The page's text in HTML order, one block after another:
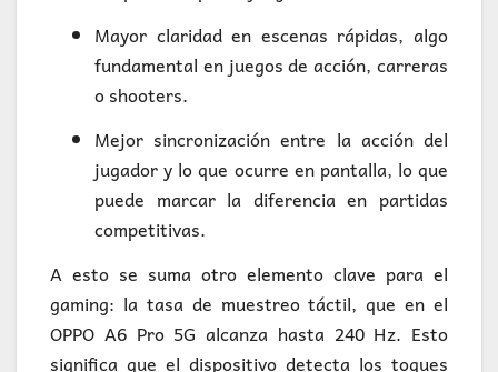
Mayor claridad en escenas rápidas, algo
fundamental en juegos de acción, carreras
o shooters.
Mejor sincronización entre la acción del
jugador y lo que ocurre en pantalla, lo que
puede marcar la diferencia en partidas
competitivas.
A esto se suma otro elemento clave para el
gaming: la tasa de muestreo táctil, que en el
OPPO A6 Pro 5G alcanza hasta 240 Hz. Esto
significa que el dispositivo detecta los toques